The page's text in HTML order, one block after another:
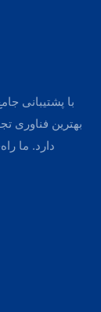
بهترین فناوری
دارد. ما